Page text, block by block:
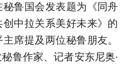
鲁国会发表题为《同舟
中拉关系美好未来》的
席提及两位秘鲁朋友。
鲁作家、记者安东尼奥·